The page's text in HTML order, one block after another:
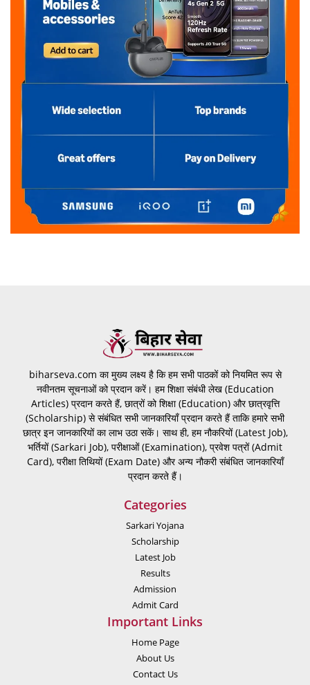
biharseva.com का मुख्य लक्ष्य है कि हम सभी पाठकों को नियमित रूप से
नवीनतम सूचनाओं को प्रदान करें। हम शिक्षा संबंधी लेख (Education
Articles) प्रदान करते हैं, छात्रों को शिक्षा (Education) और छात्रवृत्ति
(Scholarship) से संबंधित सभी जानकारियाँ प्रदान करते हैं ताकि हमारे सभी
छात्र इन जानकारियों का लाभ उठा सकें। साथ ही, हम नौकरियों (Latest Job),
भर्तियों (Sarkari Job), परीक्षाओं (Examination), प्रवेश पत्रों (Admit
Card), परीक्षा तिथियों (Exam Date) और अन्य नौकरी संबंधित जानकारियाँ
प्रदान करते हैं।
Categories
Sarkari Yojana
Scholarship
Latest Job
Results
Admission
Admit Card
Important Links
Home Page
About Us
Contact Us